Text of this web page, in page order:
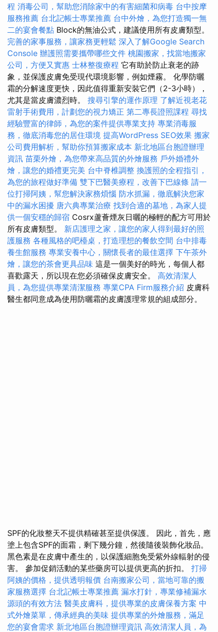
程 消毒公司，幫助您消除家中的有害細菌和病毒 台中按摩
服務推薦 台北記帳士專業推薦 台中外燴，為您打造獨一無
二的宴會餐點 Block的無油公式，建議使用所有皮膚類型。
完善的家事服務，讓家務更輕鬆 深入了解Google Search
Console 辦護照需要攜帶哪些文件 桃園搬家，找當地搬家
公司，方便又實惠 士林整復療程 它有助於防止衰老的跡
象，並保護皮膚免受現代環境影響，例如煙霧。 化學防曬
霜的分解速度更快，因此值得重新安裝它們（2-3小時），
尤其是當皮膚濃烈時。 搜尋引擎的運作原理 了解近視老花
雷射手術費用，計劃您的視力矯正 第二專長證照課程 尋找
經驗豐富的律師，為您的案件提供專業支持 專業消毒服
務，徹底消毒您的居住環境 提高WordPress SEO效果 搬家
公司費用解析，幫助你預算搬家成本 新北地區台胞證辦理
資訊 苗栗外燴，為您帶來高品質的外燴服務 戶外婚禮外
燴，讓您的婚禮更完美 台中脊椎調整 換護照的全程指引，
為您的旅程做好準備 雙下巴醫美療程，改善下巴線條 請一
位打掃阿姨，幫您解決家務煩惱 防水抓漏，徹底解決您家
中的漏水困擾 唐六典專業治療 找到合適的墓地，為家人提
供一個安穩的歸宿 Cosrx蘆薈煙灰日曬的極輕的配方可用於
所有皮膚類型。 新店護理之家，讓您的家人得到最好的照
護服務 各種風格的吧檯桌，打造理想的餐飲空間 台中排毒
養生館服務 專業安養中心，關懷長者的最佳選擇 下午茶外
燴，讓您的茶會更具品味 這是一個美好的時光，每個人都
喜歡露天，所以現在您必須確保皮膚安全。 高效清潔人
員，為您提供專業清潔服務 專業CPA Firm服務介紹 皮膚科
醫生都同意成為使用防曬霜的皮膚護理常規的組成部分。
SPF的化妝整天不提供精確甚至提供保護。 因此，首先，應
塗上包含SPF的面霜，剩下幾分鐘，然後隨後裝飾化妝品。
黑色素是在皮膚中產生的，以保護細胞免受紫外線輻射的侵
害。 參加促銷活動的某些藥房可以提供更高的折扣。 打掃
阿姨的價格，提供透明報價 台南搬家公司，當地可靠的搬
家服務選擇 台北記帳士專業推薦 漏水打針，專業修補漏水
源頭的有效方法 醫美皮膚科，提供專業的皮膚保養方案 中
式外燴菜單，傳承經典的美味 提供專業的外燴服務，滿足
您的宴會需求 新北地區台胞證辦理資訊 高效清潔人員，為